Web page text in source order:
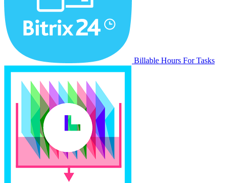
Billable Hours For Tasks